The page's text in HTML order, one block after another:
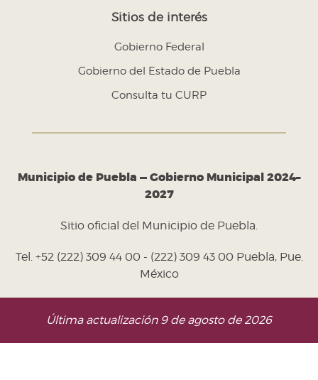
Sitios de interés
Gobierno Federal
Gobierno del Estado de Puebla
Consulta tu CURP
Municipio de Puebla — Gobierno Municipal 2024–
2027
Sitio oficial del Municipio de Puebla.
Tel. +52 (222) 309 44 00 - (222) 309 43 00 Puebla, Pue.
México
Última actualización 9 de agosto de 2026